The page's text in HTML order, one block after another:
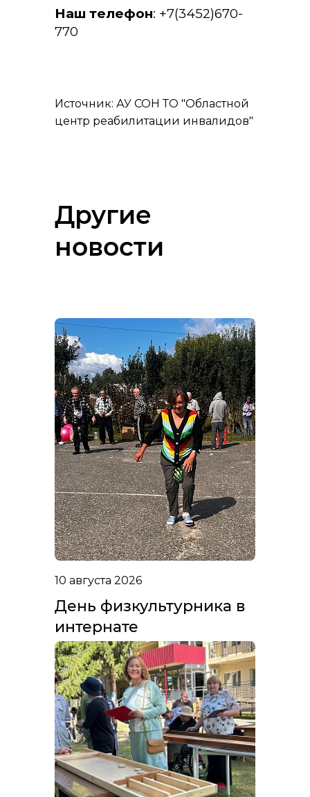
Наш телефон: +7(3452)670-
770
Источник: АУ СОН ТО "Областной
центр реабилитации инвалидов"
Другие
новости
10 августа 2026
День физкультурника в
интернате